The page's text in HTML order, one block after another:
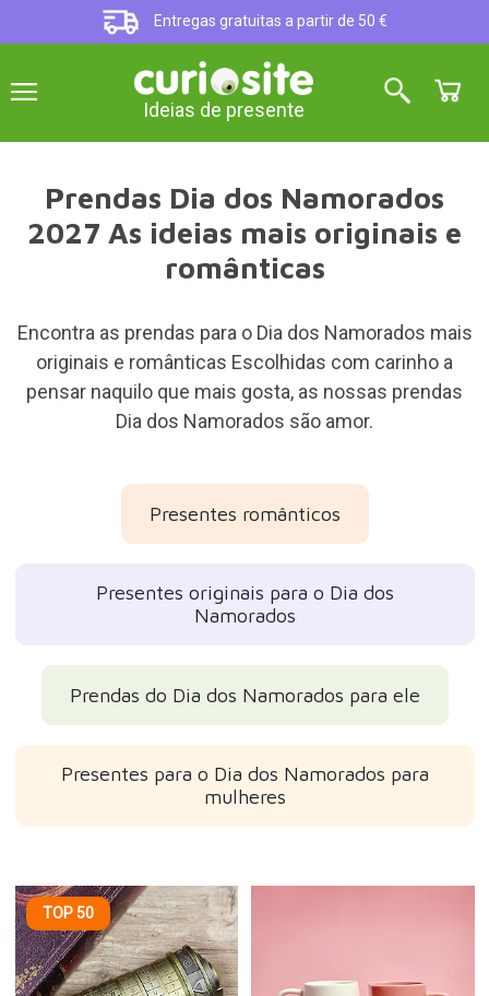
Entregas gratuitas a partir de 50 €
Ideias de presente
Prendas Dia dos Namorados
2027 As ideias mais originais e
românticas
Encontra as prendas para o Dia dos Namorados mais
originais e românticas Escolhidas com carinho a
pensar naquilo que mais gosta, as nossas prendas
Dia dos Namorados são amor.
Presentes românticos
Presentes originais para o Dia dos
Namorados
Prendas do Dia dos Namorados para ele
Presentes para o Dia dos Namorados para
mulheres
TOP 50